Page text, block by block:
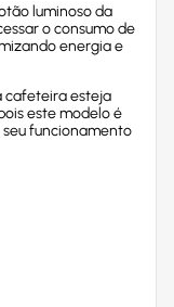
luminoso da
o consumo de
energia e
cafeteira esteja
este modelo é
funcionamento